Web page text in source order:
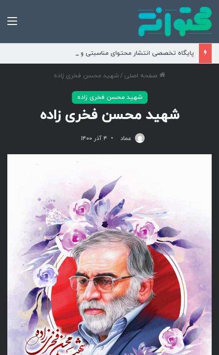
پایگاه تخصصی انتشار محتوای مناسبتی و موضوعی
صفحه اصلی /شهید محسن فخری زاده
شهید محسن فخری زاده
شهید محسن فخری زاده
عماد ۴ آذر ۱۴۰۰